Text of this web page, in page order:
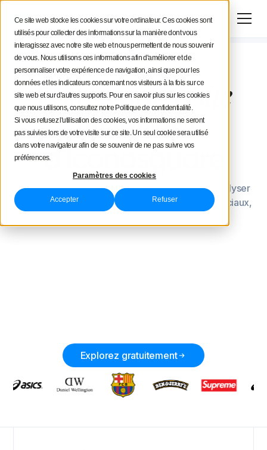
Ce site web stocke les cookies sur votre ordinateur. Ces cookies sont
utilisés pour collecter des informations sur la manière dont vous
interagissez avec notre site web et nous permettent de nous souvenir
de vous. Nous utilisons ces informations afin d'améliorer et de
personnaliser votre expérience de navigation, ainsi que pour les
données et les indicateurs concernant nos visiteurs à la fois sur ce
site web et sur d'autres supports. Pour en savoir plus sur les cookies
que nous utilisons, consultez notre Politique de confidentialité.
Si vous refusez l'utilisation des cookies, vos informations ne seront
pas suivies lors de votre visite sur ce site. Un seul cookie sera utilisé
dans votre navigateur afin de se souvenir de ne pas suivre vos
préférences.
Paramètres des cookies
Accepter Refuser
Essai gratuit
Démo produit
Faites unevisite
interactive
d'Iconosquare
Découvrez comment planifier votre contenu, analyser
vos performances et développer vos réseaux sociaux,
Explorez gratuitement